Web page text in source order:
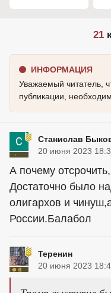
21
ИНФОРМАЦИЯ
Уважаемый читатель,
публикации,
Станислав
20 июня 2023
А почему
Достаточно было
олигархов и
России.Балабол
Теренин
20 июня 2023